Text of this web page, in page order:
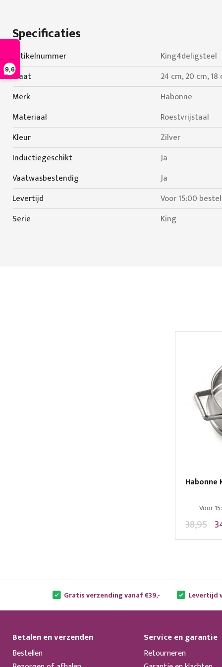
9,6
Specificaties
Specificaties
Artikelnummer
King4deligsteel
Maat
24 cm, 20 cm, 18
Merk
Habonne
Materiaal
Roestvrijstaal
Kleur
Zilver
Inductiegeschikt
Ja
Vaatwasbestendig
Ja
Levertijd
Voor 15:00
Serie
King
Habonne
Voor
38,95
Gratis verzending vanaf €39,- Levertijd
Betalen en verzenden
Bestellen
Service en garantie
Retourneren